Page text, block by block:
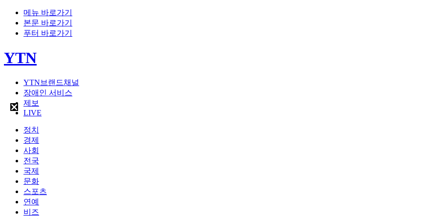
메뉴 바로가기
본문 바로가기
푸터 바로가기
YTN
YTN브랜드채널
장애인 서비스
제보
LIVE
정치
경제
사회
전국
국제
문화
스포츠
연예
비즈